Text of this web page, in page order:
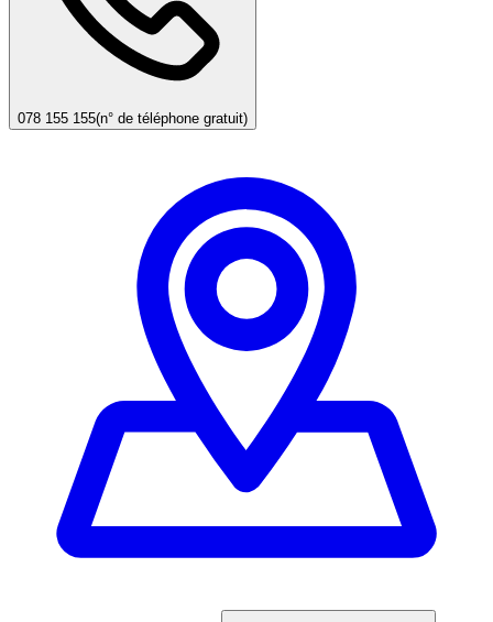
078 155 155(n° de téléphone gratuit)